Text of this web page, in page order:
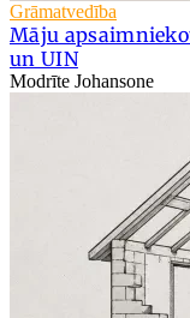
Grāmatvedība
Māju
un UIN
Modrīte Johansone